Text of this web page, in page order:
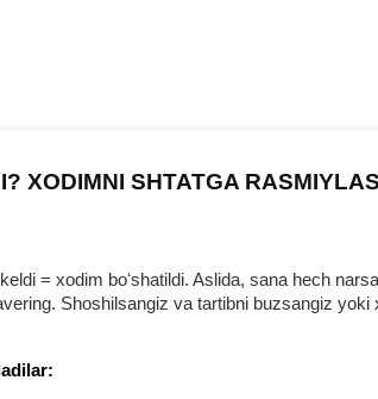
XODIMNI SHTATGA
= хodim boʻshatildi. Aslida, sana hech
Shoshilsangiz va tartibni buzsangiz yoki